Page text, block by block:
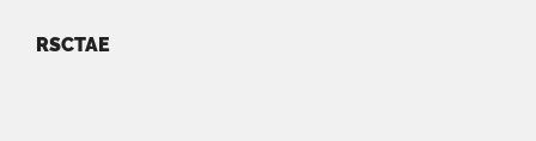
RSCTAE